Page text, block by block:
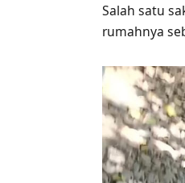
Salah satu
rumahnya